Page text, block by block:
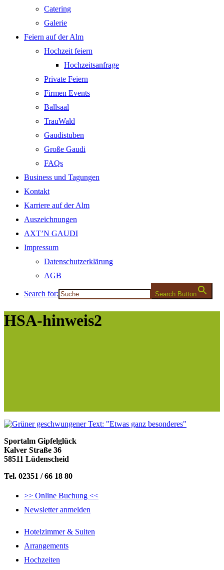
Catering
Galerie
Feiern auf der Alm
Hochzeit feiern
Hochzeitsanfrage
Private Feiern
Firmen Events
Ballsaal
TrauWald
Gaudistuben
Große Gaudi
FAQs
Business und Tagungen
Kontakt
Karriere auf der Alm
Auszeichnungen
AXT’N GAUDI
Impressum
Datenschutzerklärung
AGB
Search for: Search Button
HSA-hinweis2
Sportalm Gipfelglück
Kalver Straße 36
58511 Lüdenscheid
Tel. 02351 / 66 18 80
>> Online Buchung <<
Newsletter anmelden
Hotelzimmer & Suiten
Arrangements
Hochzeiten